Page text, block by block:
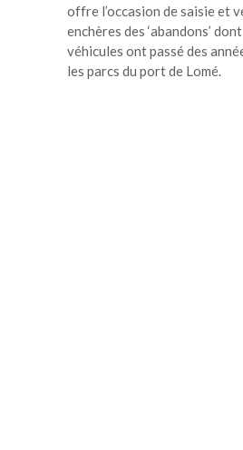
offre l’occasion de saisie et
enchères des ‘abandons’
véhicules ont passé des
les parcs du port de Lomé.